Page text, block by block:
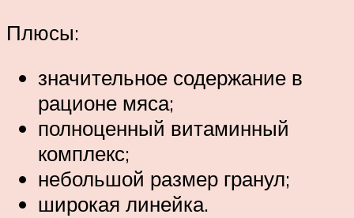
Плюсы:
значительное содержание в
рационе мяса;
полноценный витаминный
комплекс;
небольшой размер гранул;
широкая линейка.